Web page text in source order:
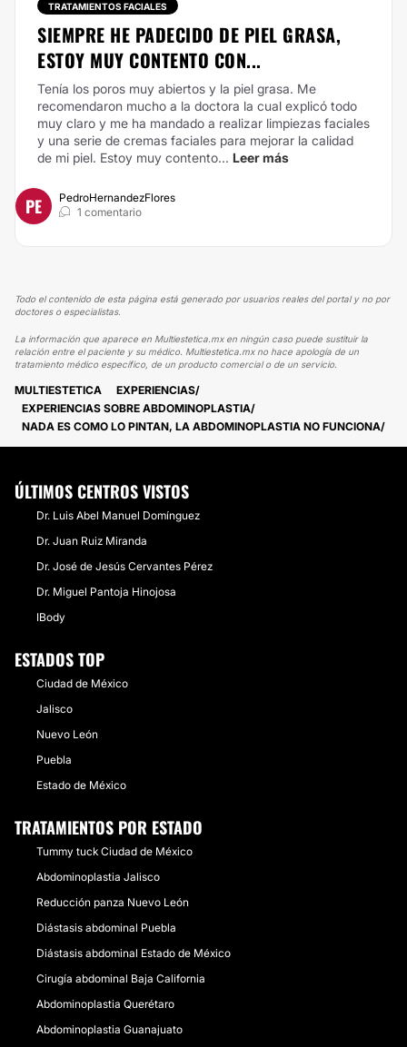
TRATAMIENTOS FACIALES
SIEMPRE HE PADECIDO DE PIEL GRASA,
ESTOY MUY CONTENTO CON...
Tenía los poros muy abiertos y la piel grasa. Me
recomendaron mucho a la doctora la cual explicó todo
muy claro y me ha mandado a realizar limpiezas faciales
y una serie de cremas faciales para mejorar la calidad
de mi piel. Estoy muy contento... Leer más
PE
PedroHernandezFlores
1 comentario
Todo el contenido de esta página está generado por usuarios reales del portal y no por
doctores o especialistas.
La información que aparece en Multiestetica.mx en ningún caso puede sustituir la
relación entre el paciente y su médico. Multiestetica.mx no hace apología de un
tratamiento médico específico, de un producto comercial o de un servicio.
MULTIESTETICA
EXPERIENCIAS
EXPERIENCIAS SOBRE ABDOMINOPLASTIA
NADA ES COMO LO PINTAN, LA ABDOMINOPLASTIA NO FUNCIONA
ÚLTIMOS CENTROS VISTOS
Dr. Luis Abel Manuel Domínguez
Dr. Juan Ruiz Miranda
Dr. José de Jesús Cervantes Pérez
Dr. Miguel Pantoja Hinojosa
IBody
ESTADOS TOP
Ciudad de México
Jalisco
Nuevo León
Puebla
Estado de México
TRATAMIENTOS POR ESTADO
Tummy tuck Ciudad de México
Abdominoplastia Jalisco
Reducción panza Nuevo León
Diástasis abdominal Puebla
Diástasis abdominal Estado de México
Cirugía abdominal Baja California
Abdominoplastia Querétaro
Abdominoplastia Guanajuato